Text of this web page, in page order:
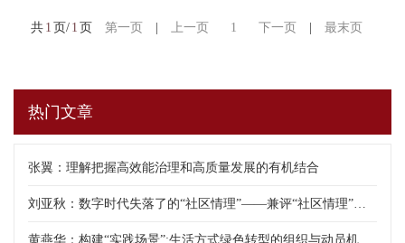
共 1 页/ 1 页 第一页 上一页 1 下一页 最末页
热门文章
张翼：理解把握高效能治理和高质量发展的有机结合
刘亚秋：数字时代失落了的“社区情理”——兼评“社区情理”对社区研究的意义
黄燕华：构建“实践场景”:生活方式绿色转型的组织与动员机制——基于两个社区项目的研究